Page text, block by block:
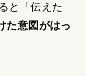
と「伝えた
た意図がはっ